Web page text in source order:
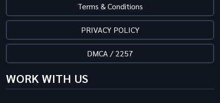
Terms & Conditions
PRIVACY POLICY
DMCA / 2257
WORK WITH US